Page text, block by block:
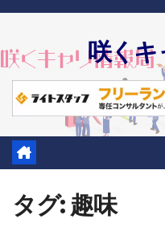
Skip
content
咲くキ
タグ: 趣味